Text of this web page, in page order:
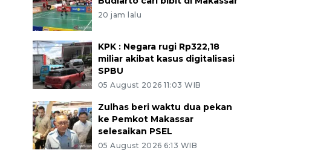
20 jam lalu
KPK : Negara rugi Rp322,18
miliar akibat kasus digitalisasi
SPBU
05 August 2026 11:03 WIB
Zulhas beri waktu dua pekan
ke Pemkot Makassar
selesaikan PSEL
05 August 2026 6:13 WIB